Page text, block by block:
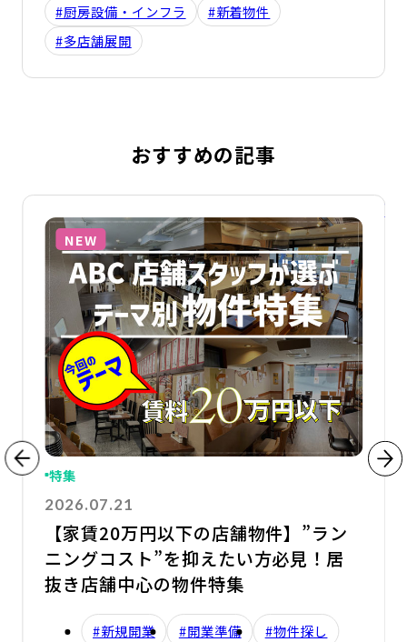
#厨房設備・インフラ
#新着物件
#多店舗展開
おすすめの記事
細を見る
NEW
特集
2026.07.21
【家賃20万円以下の店舗物件】”ラン
ニングコスト”を抑えたい方必見！居
抜き店舗中心の物件特集
#新規開業 #開業準備
#物件探し